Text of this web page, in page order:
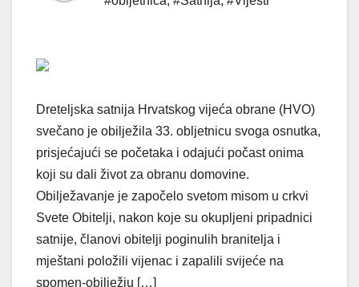
Dreteljska satnija Hrvatskog vijeća obrane (HVO)
svečano je obilježila 33. obljetnicu svoga osnutka,
prisjećajući se početaka i odajući počast onima
koji su dali život za obranu domovine.
Obilježavanje je započelo svetom misom u crkvi
Svete Obitelji, nakon koje su okupljeni pripadnici
satnije, članovi obitelji poginulih branitelja i
mještani položili vijenac i zapalili svijeće na
spomen-obilježju […]